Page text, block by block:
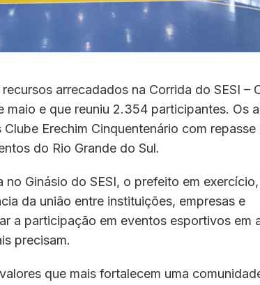
arrecadados na Corrida do SESI –
maio e que reuniu 2.354 participantes. Os
Erechim Cinquentenário com repasse
do Rio Grande do Sul.
no Ginásio do SESI, o prefeito em
da união entre instituições, empresas e
a participação em eventos esportivos em
precisam.
que mais fortalecem uma